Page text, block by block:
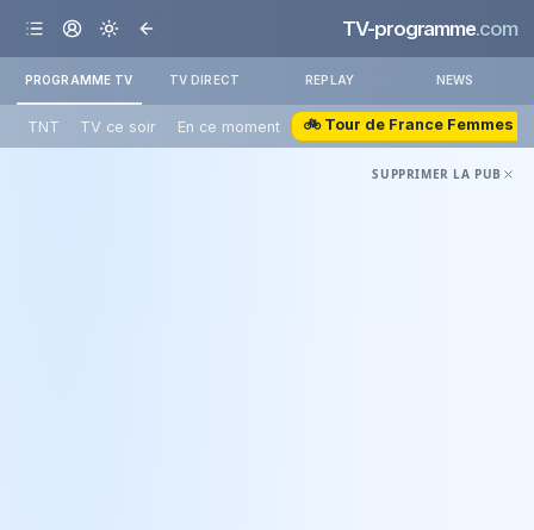
TV-programme.com
PROGRAMME TV TV DIRECT REPLAY NEWS
TNT TV ce soir En ce moment 🚲 Tour de France Femmes
SUPPRIMER LA PUB